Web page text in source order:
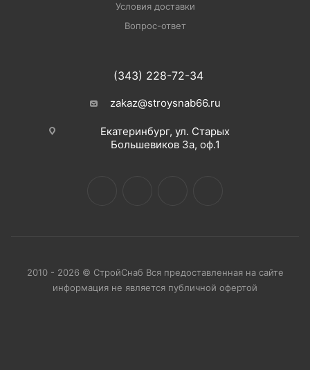
Условия доставки
Вопрос-ответ
(343) 228-72-34
zakaz@stroysnab66.ru
Екатеринбург, ул. Старых
Большевиков 3а, оф.1
2010 - 2026 © СтройСнаб Вся предоставленная на сайте
информация не является публичной офертой